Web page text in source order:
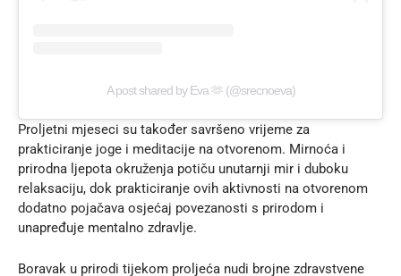
A post shared by Eva 🫶 (@srecnoeva)
Proljetni mjeseci su također savršeno vrijeme za
prakticiranje joge i meditacije na otvorenom. Mirnoća i
prirodna ljepota okruženja potiču unutarnji mir i duboku
relaksaciju, dok prakticiranje ovih aktivnosti na otvorenom
dodatno pojačava osjećaj povezanosti s prirodom i
unapređuje mentalno zdravlje.
Boravak u prirodi tijekom proljeća nudi brojne zdravstvene